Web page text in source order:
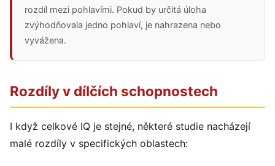
rozdíl mezi pohlavími. Pokud by určitá úloha
zvýhodňovala jedno pohlaví, je nahrazena nebo
vyvážena.
Rozdíly v dílčích schopnostech
I když celkové IQ je stejné, některé studie nacházejí
malé rozdíly v specifických oblastech: